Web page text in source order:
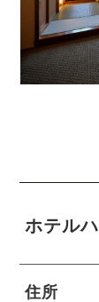
ホテル
住所